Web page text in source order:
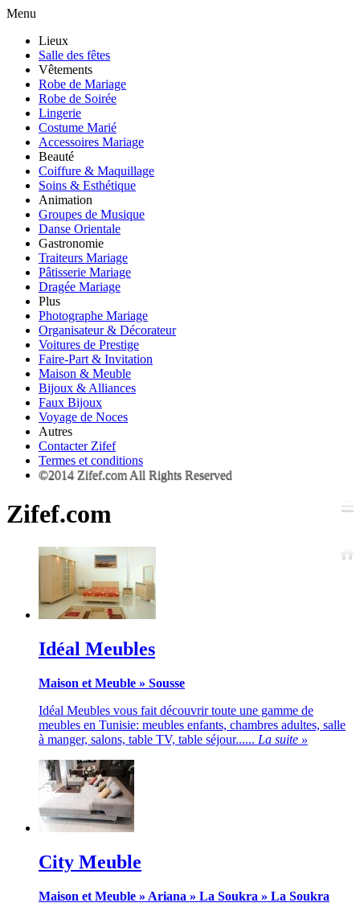
Menu
Lieux
Salle des fêtes
Vêtements
Robe de Mariage
Robe de Soirée
Lingerie
Costume Marié
Accessoires Mariage
Beauté
Coiffure & Maquillage
Soins & Esthétique
Animation
Groupes de Musique
Danse Orientale
Gastronomie
Traiteurs Mariage
Pâtisserie Mariage
Dragée Mariage
Plus
Photographe Mariage
Organisateur & Décorateur
Voitures de Prestige
Faire-Part & Invitation
Maison & Meuble
Bijoux & Alliances
Faux Bijoux
Voyage de Noces
Autres
Contacter Zifef
Termes et conditions
©2014 Zifef.com All Rights Reserved
Zifef.com
Idéal Meubles
Maison et Meuble » Sousse
Idéal Meubles vous fait découvrir toute une gamme de
meubles en Tunisie: meubles enfants, chambres adultes, salle
à manger, salons, table TV, table séjour...... La suite »
City Meuble
Maison et Meuble » Ariana » La Soukra » La Soukra